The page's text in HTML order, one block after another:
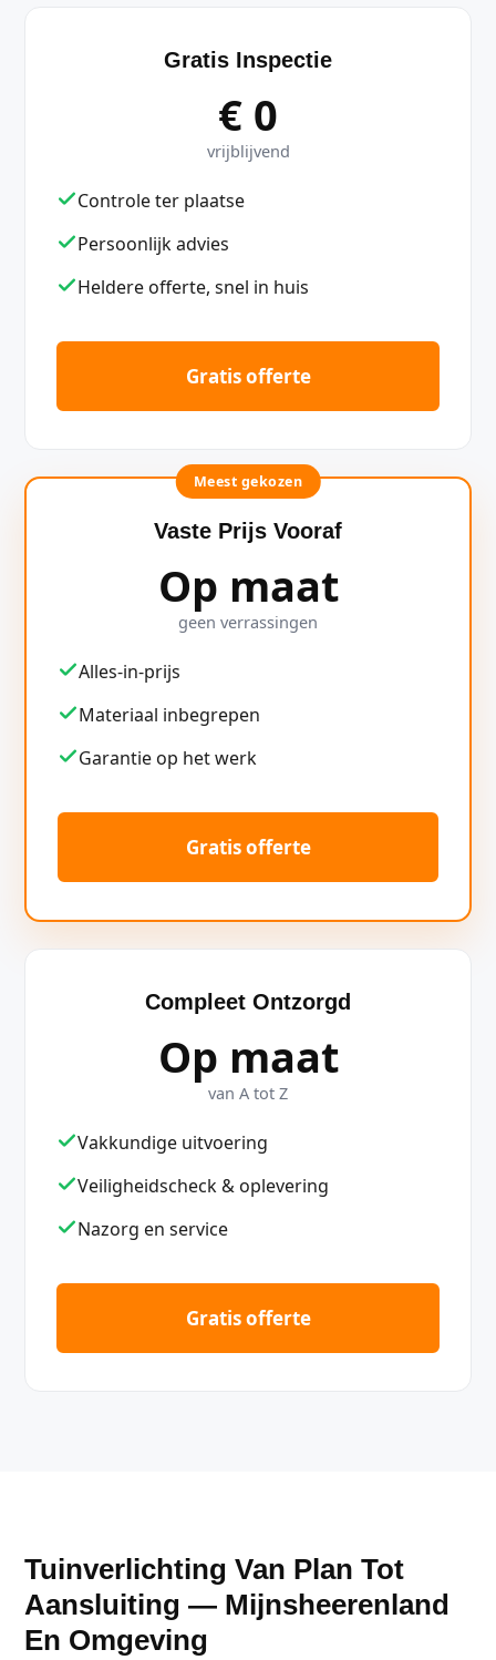
Gratis Inspectie
€ 0
vrijblijvend
Controle ter plaatse
Persoonlijk advies
Heldere offerte, snel in huis
Gratis offerte
Meest gekozen
Vaste Prijs Vooraf
Op maat
geen verrassingen
Alles-in-prijs
Materiaal inbegrepen
Garantie op het werk
Gratis offerte
Compleet Ontzorgd
Op maat
van A tot Z
Vakkundige uitvoering
Veiligheidscheck & oplevering
Nazorg en service
Gratis offerte
Tuinverlichting Van Plan Tot
Aansluiting — Mijnsheerenland
En Omgeving